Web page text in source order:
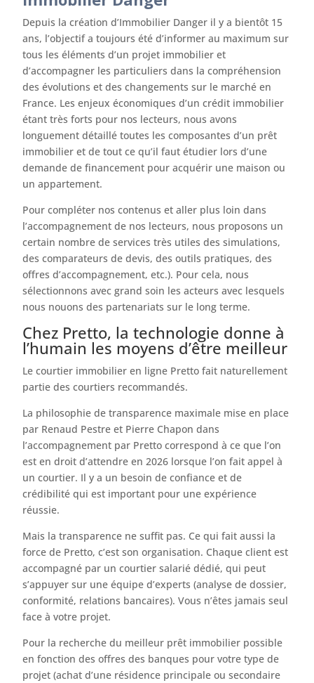
Depuis la création d’Immobilier Danger il y a bientôt 15
ans, l’objectif a toujours été d’informer au maximum sur
tous les éléments d’un projet immobilier et
d’accompagner les particuliers dans la compréhension
des évolutions et des changements sur le marché en
France. Les enjeux économiques d’un crédit immobilier
étant très forts pour nos lecteurs, nous avons
longuement détaillé toutes les composantes d’un prêt
immobilier et de tout ce qu’il faut étudier lors d’une
demande de financement pour acquérir une maison ou
un appartement.
Pour compléter nos contenus et aller plus loin dans
l’accompagnement de nos lecteurs, nous proposons un
certain nombre de services très utiles des simulations,
des comparateurs de devis, des outils pratiques, des
offres d’accompagnement, etc.). Pour cela, nous
sélectionnons avec grand soin les acteurs avec lesquels
nous nouons des partenariats sur le long terme.
Chez Pretto, la technologie donne à
l’humain les moyens d’être meilleur
Le courtier immobilier en ligne Pretto fait naturellement
partie des courtiers recommandés.
La philosophie de transparence maximale mise en place
par Renaud Pestre et Pierre Chapon dans
l’accompagnement par Pretto correspond à ce que l’on
est en droit d’attendre en 2026 lorsque l’on fait appel à
un courtier. Il y a un besoin de confiance et de
crédibilité qui est important pour une expérience
réussie.
Mais la transparence ne suffit pas. Ce qui fait aussi la
force de Pretto, c’est son organisation. Chaque client est
accompagné par un courtier salarié dédié, qui peut
s’appuyer sur une équipe d’experts (analyse de dossier,
conformité, relations bancaires). Vous n’êtes jamais seul
face à votre projet.
Pour la recherche du meilleur prêt immobilier possible
en fonction des offres des banques pour votre type de
projet (achat d’une résidence principale ou secondaire